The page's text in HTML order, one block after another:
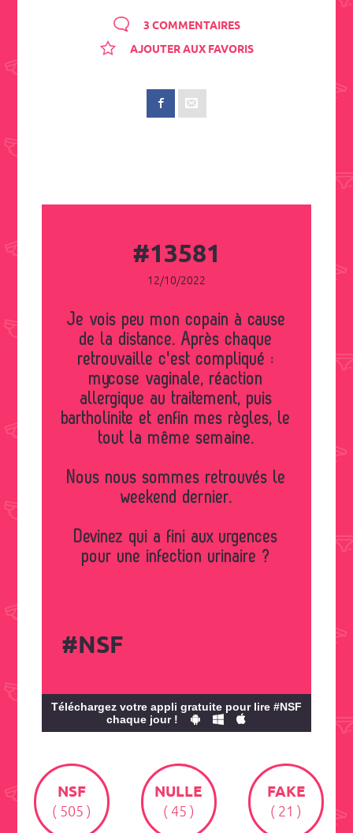
3 COMMENTAIRES
AJOUTER AUX FAVORIS
#13581
12/10/2022
Je vois peu mon copain à cause
de la distance. Après chaque
retrouvaille c'est compliqué :
mycose vaginale, réaction
allergique au traitement, puis
bartholinite et enfin mes règles, le
tout la même semaine.
Nous nous sommes retrouvés le
weekend dernier.
Devinez qui a fini aux urgences
pour une infection urinaire ?
#NSF
Téléchargez votre appli gratuite pour lire #NSF
chaque jour !
NSF
( 505 )
NULLE
( 45 )
FAKE
( 21 )